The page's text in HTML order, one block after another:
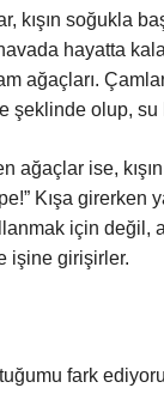
soğukla
hayatta
ağaçları.
şeklinde olup, su
ağaçlar ise,
Kışa girerken
için değil,
işine girişirler.
fark